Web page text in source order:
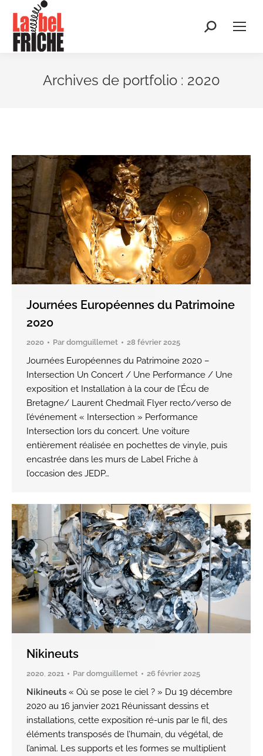
Recherche
Archives de portfolio : 2020
Journées Européennes du Patrimoine
2020
2020 Par domguillemet 28 février 2025
Journées Européennes du Patrimoine 2020 –
Intersection Un Concert / Une Performance / Une
exposition et Installation à la cour de l’Écu de
Bretagne/ Laurent Chedmail Flyer recto/verso de
l’événement « Intersection » Performance
Intersection lors du concert. Une voiture
entièrement réalisée en pochettes de vinyle, puis
encastrée dans les murs de Label Friche à
l’occasion des JEDP…
Nikineuts
2020, 2021 Par domguillemet 26 février 2025
Nikineuts « Où se pose le ciel ? » Du 19 décembre
2020 au 16 janvier 2021 Réunissant dessins et
installations, cette exposition ré-unis par le fil, des
éléments transposés de l’humain, du végétal, de
l’animal. Les supports et les formes se multiplient